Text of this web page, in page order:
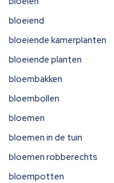
bloeiend
bloeiende kamerplanten
bloeiende planten
bloembakken
bloembollen
bloemen
bloemen in de tuin
bloemen robberechts
bloempotten